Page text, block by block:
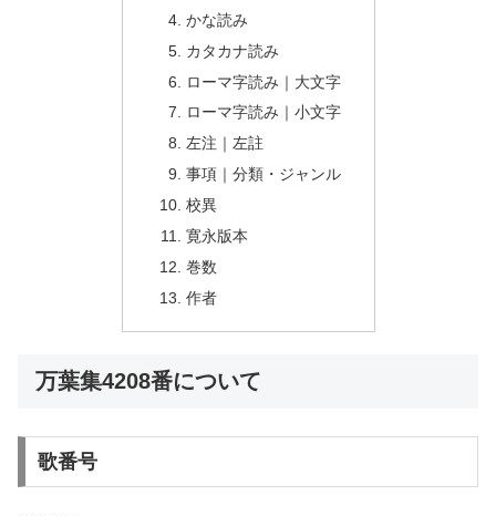
かな読み
カタカナ読み
ローマ字読み｜大文字
ローマ字読み｜小文字
左注｜左註
事項｜分類・ジャンル
校異
寛永版本
巻数
作者
万葉集4208番について
歌番号